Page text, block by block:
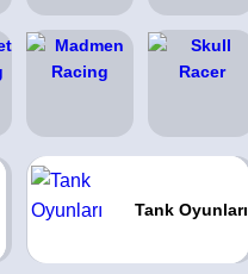
Tank Oyunları